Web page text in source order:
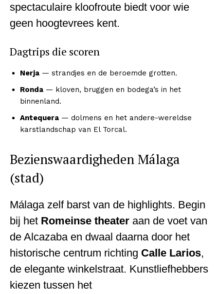
spectaculaire kloofroute biedt voor wie
geen hoogtevrees kent.
Dagtrips die scoren
Nerja — strandjes en de beroemde grotten.
Ronda — kloven, bruggen en bodega’s in het
binnenland.
Antequera — dolmens en het andere-wereldse
karstlandschap van El Torcal.
Bezienswaardigheden Málaga
(stad)
Málaga zelf barst van de highlights. Begin
bij het Romeinse theater aan de voet van
de Alcazaba en dwaal daarna door het
historische centrum richting Calle Larios,
de elegante winkelstraat. Kunstliefhebbers
kiezen tussen het